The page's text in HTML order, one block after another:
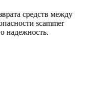
средств между
scammer
надежность.